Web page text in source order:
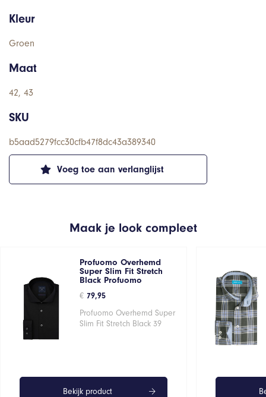
Voeg toe aan verlanglijst
Kleur
Groen
Maat
42, 43
SKU
b5aad5279fcc30cfb47f8dc43a389340
Maak je look compleet
Profuomo Overhemd
Super Slim Fit Stretch
Black Profuomo
€ 79,95
Profuomo Overhemd Super
Slim Fit Stretch Black 39
Bekijk product